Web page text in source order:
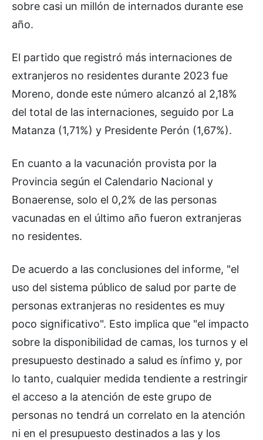
sobre casi un millón de internados durante ese
año.
El partido que registró más internaciones de
extranjeros no residentes durante 2023 fue
Moreno, donde este número alcanzó al 2,18%
del total de las internaciones, seguido por La
Matanza (1,71%) y Presidente Perón (1,67%).
En cuanto a la vacunación provista por la
Provincia según el Calendario Nacional y
Bonaerense, solo el 0,2% de las personas
vacunadas en el último año fueron extranjeras
no residentes.
De acuerdo a las conclusiones del informe, "el
uso del sistema público de salud por parte de
personas extranjeras no residentes es muy
poco significativo". Esto implica que "el impacto
sobre la disponibilidad de camas, los turnos y el
presupuesto destinado a salud es ínfimo y, por
lo tanto, cualquier medida tendiente a restringir
el acceso a la atención de este grupo de
personas no tendrá un correlato en la atención
ni en el presupuesto destinados a las y los